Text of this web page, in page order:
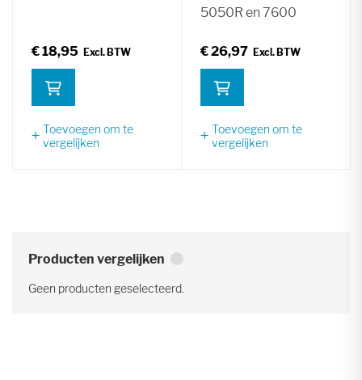
€ 18,95
Toevoegen om te
vergelijken
5050R en 7600
€ 26,97
Toevoegen om te
vergelijken
Producten vergelijken
Geen producten geselecteerd.